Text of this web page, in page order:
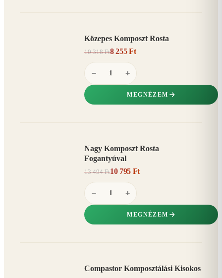
Közepes Komposzt Rosta
10 318 Ft8 255 Ft
− +
MEGNÉZEM
Nagy Komposzt Rosta
Fogantyúval
13 494 Ft10 795 Ft
− +
MEGNÉZEM
Compastor Komposztálási Kisokos